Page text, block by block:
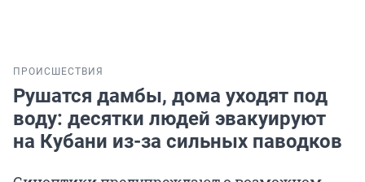
ПРОИСШЕСТВИЯ
Рушатся дамбы, дома уходят под
воду: десятки людей эвакуируют
на Кубани из-за сильных паводков